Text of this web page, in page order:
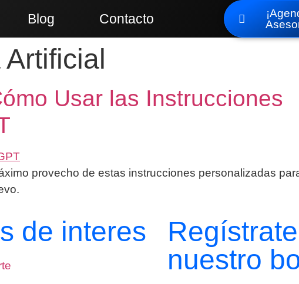
Blog Contacto
Usar las Instrucciones
provecho de estas instrucciones personalizadas
de interes
nuestro